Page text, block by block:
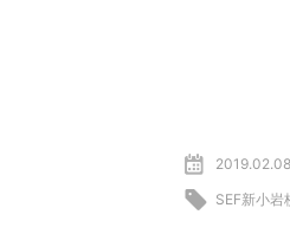
2019.02.08
SEF新小岩